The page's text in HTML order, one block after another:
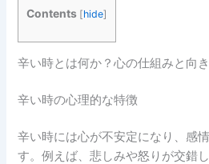
Contents [hide]
辛い時とは何か？心の仕組みと向
辛い時の心理的な特徴
辛い時には心が不安定になり、感
す。例えば、悲しみや怒りが交錯